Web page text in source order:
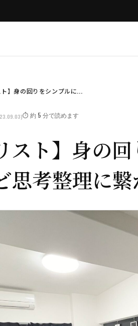
】身の回りをシンプルに...
⏱️ 約 5 分で読めます
スト】身の
思考整理に